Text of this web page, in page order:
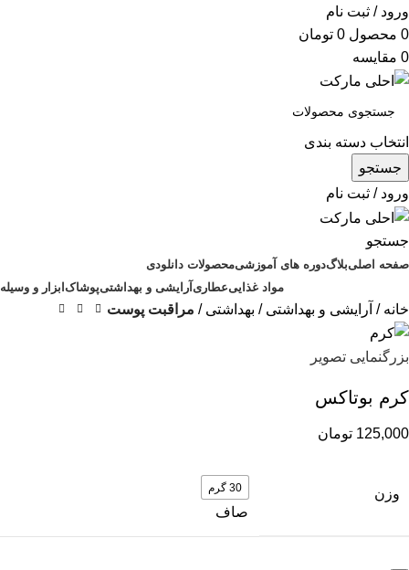
ورود / ثبت نام
0 محصول 0 تومان
0 مقایسه
انتخاب دسته بندی
جستجو
ورود / ثبت نام
جستجو
صفحه اصلیبلاگدوره های آموزشیمحصولات دانلودی
مواد غذاییعطاریآرایشی و بهداشتیپوشاکابزار و وسیله
خانه آرایشی و بهداشتی بهداشتی مراقبت پوست
بزرگنمایی تصویر
کرم بوتاکس
125,000 تومان
وزن 30 گرم
صاف